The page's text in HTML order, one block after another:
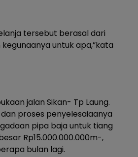
tersebut berasal dari
untuk apa,”kata
jalan Sikan- Tp Laung.
proses penyelesaiaanya
pipa baja untuk tiang
Rp15.000.000.000m-,
bulan lagi.